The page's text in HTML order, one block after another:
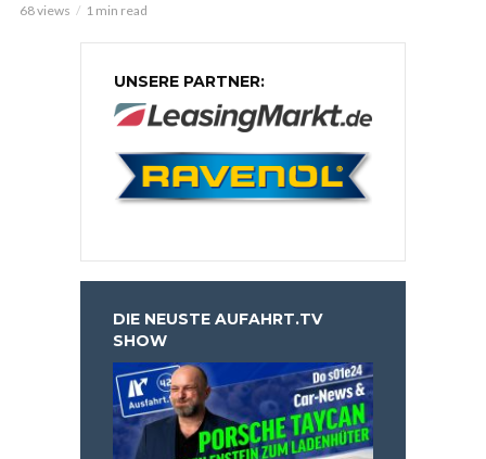
68 views 1 min read
UNSERE PARTNER:
DIE NEUSTE AUFAHRT.TV
SHOW